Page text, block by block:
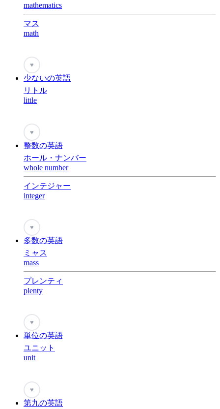
mathematics
マス
math
♥
少ないの英語
リトル
little
♥
整数の英語
ホール・ナンバー
whole number
インテジャー
integer
♥
多数の英語
ミャス
mass
プレンティ
plenty
♥
単位の英語
ユニット
unit
♥
第九の英語